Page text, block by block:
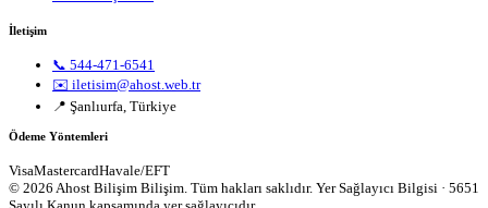
İletişim
📞 544-471-6541
✉️ iletisim@ahost.web.tr
📍 Şanlıurfa, Türkiye
Ödeme Yöntemleri
VisaMastercardHavale/EFT
© 2026 Ahost Bilişim Bilişim. Tüm hakları saklıdır. Yer Sağlayıcı Bilgisi · 5651